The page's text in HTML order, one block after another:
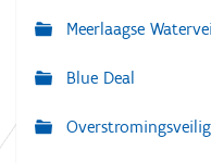
i
g
t
Meerlaagse
Blue Deal